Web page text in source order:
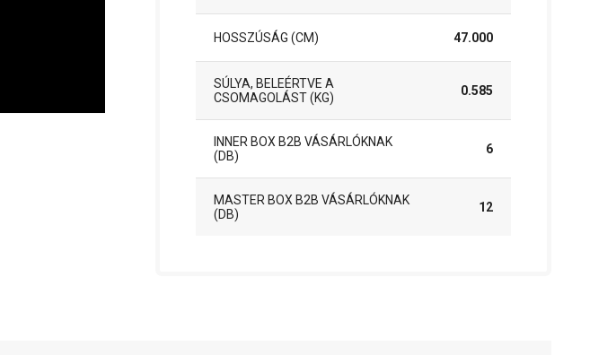
HOSSZÚSÁG (CM) 47.000
SÚLYA, BELEÉRTVE A
CSOMAGOLÁST (KG)
0.585
INNER BOX B2B VÁSÁRLÓKNAK
(DB)
6
MASTER BOX B2B VÁSÁRLÓKNAK
(DB)
12